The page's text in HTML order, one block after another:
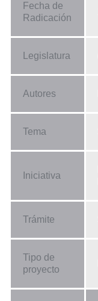
Fecha de
Radicación
Legislatura
Autores
Tema
Iniciativa
Trámite
Tipo de
proyecto